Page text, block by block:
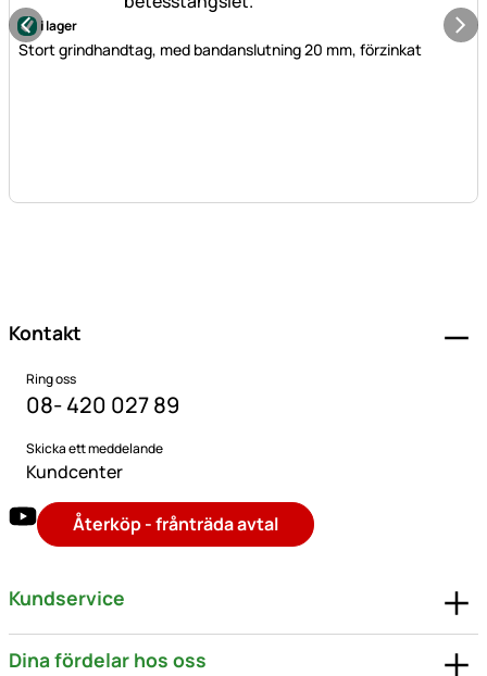
i lager
Stort grindhandtag, med bandanslutning 20 mm, förzinkat
Kontakt
Ring oss
08- 420 027 89
Skicka ett meddelande
Kundcenter
Återköp - frånträda avtal
Kundservice
Dina fördelar hos oss